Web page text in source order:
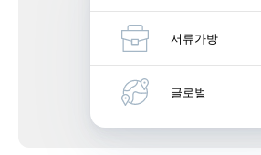
서류가방
글로벌